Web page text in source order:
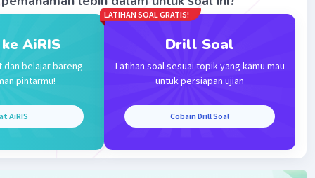
AiRIS
dan belajar bareng
pintarmu!
AiRIS
LATIHAN SOAL GRATIS!
Drill Soal
Latihan soal sesuai topik yang kamu mau
untuk persiapan ujian
Cobain Drill Soal